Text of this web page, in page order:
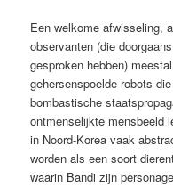
Een welkome afwisseling,
observanten (die
gesproken hebben)
gehersenspoelde robots
bombastische
ontmenselijkte mensbeeld
in Noord-Korea vaak
worden als een soort
waarin Bandi zijn